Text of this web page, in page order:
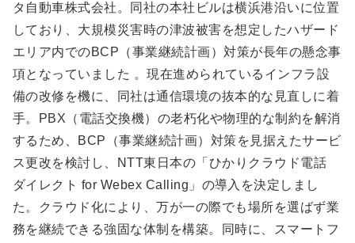
タ自動車株式会社。同社の本社ビルは横浜港沿いに位置
しており、大規模災害時の津波被害を想定したハザード
エリア内でのBCP（事業継続計画）対策が長年の懸念事
項となっていました 。現在進められているインフラ設
備の改修を機に、同社は通信環境の抜本的な見直しに着
手。PBX（電話交換機）の老朽化や物理的な制約を解消
するため、BCP（事業継続計画）対策を見据えたサービ
ス更改を検討し、NTT東日本の「ひかりクラウド電話
ダイレクト for Webex Calling」の導入を決定しまし
た。クラウド化により、万が一の際でも場所を選ばず業
務を継続できる強固な体制を構築。同時に、スマートフ